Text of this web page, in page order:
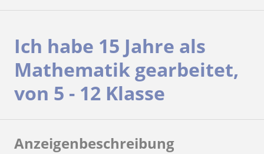
Ich habe 15 Jahre als
Mathematik gearbeitet,
von 5 - 12 Klasse
Anzeigenbeschreibung